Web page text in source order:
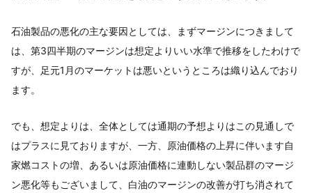
石油製品の悪化の主な要因としては、まずマージンにつきまして
は、第3四半期のマージンは想定よりいい水準で推移をしたわけで
すが、足元1月のマーケットは悪いというところは織り込んでおり
ます。
でも、想定よりは、全体としては通期の予想よりはこの見通しで
はプラスに見ておりますが、一方、原油価格の上昇に伴います自
家燃コストの増、あるいは原油価格に連動しない製品群のマージ
ン悪化等もございまして、白油のマージンの改善が打ち消されて